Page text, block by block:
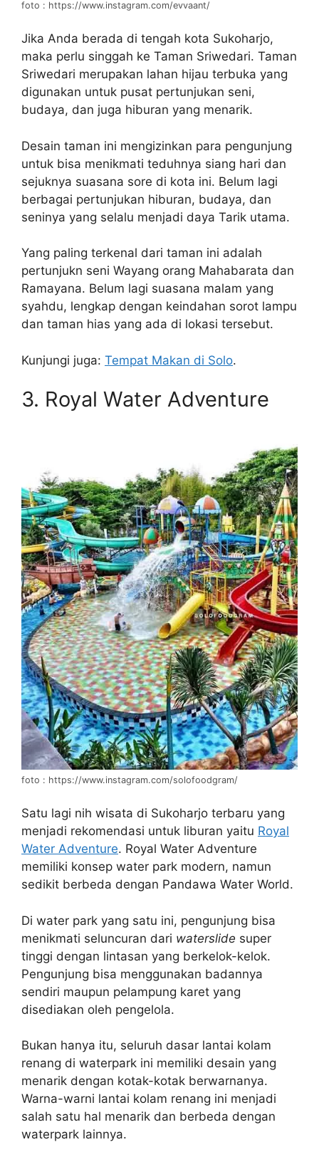
foto : https://www.instagram.com/evvaant/
Jika Anda berada di tengah kota Sukoharjo,
maka perlu singgah ke Taman Sriwedari. Taman
Sriwedari merupakan lahan hijau terbuka yang
digunakan untuk pusat pertunjukan seni,
budaya, dan juga hiburan yang menarik.
Desain taman ini mengizinkan para pengunjung
untuk bisa menikmati teduhnya siang hari dan
sejuknya suasana sore di kota ini. Belum lagi
berbagai pertunjukan hiburan, budaya, dan
seninya yang selalu menjadi daya Tarik utama.
Yang paling terkenal dari taman ini adalah
pertunjukn seni Wayang orang Mahabarata dan
Ramayana. Belum lagi suasana malam yang
syahdu, lengkap dengan keindahan sorot lampu
dan taman hias yang ada di lokasi tersebut.
Kunjungi juga: Tempat Makan di Solo.
3. Royal Water Adventure
foto : https://www.instagram.com/solofoodgram/
Satu lagi nih wisata di Sukoharjo terbaru yang
menjadi rekomendasi untuk liburan yaitu Royal
Water Adventure. Royal Water Adventure
memiliki konsep water park modern, namun
sedikit berbeda dengan Pandawa Water World.
Di water park yang satu ini, pengunjung bisa
menikmati seluncuran dari waterslide super
tinggi dengan lintasan yang berkelok-kelok.
Pengunjung bisa menggunakan badannya
sendiri maupun pelampung karet yang
disediakan oleh pengelola.
Bukan hanya itu, seluruh dasar lantai kolam
renang di waterpark ini memiliki desain yang
menarik dengan kotak-kotak berwarnanya.
Warna-warni lantai kolam renang ini menjadi
salah satu hal menarik dan berbeda dengan
waterpark lainnya.